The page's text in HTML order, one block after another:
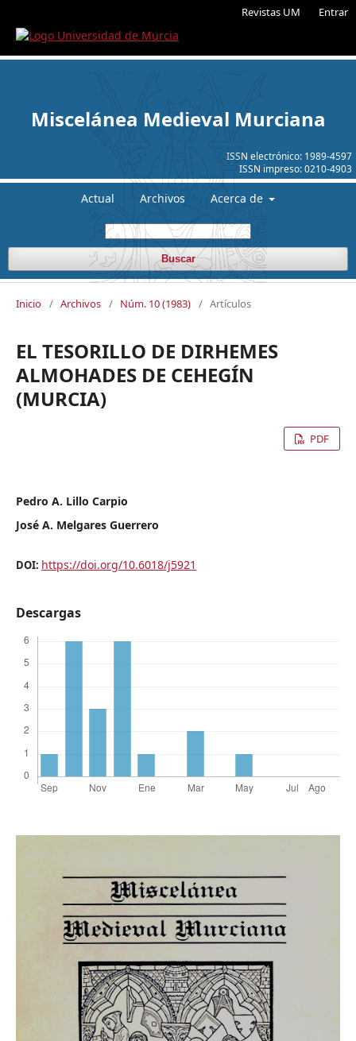
Revistas UM Entrar
ISSN electrónico: 1989-4597
ISSN impreso:0210-4903
Miscelánea Medieval Murciana
Actual Archivos Acerca de
Buscar
Inicio / Archivos / Núm. 10 (1983) / Artículos
EL TESORILLO DE DIRHEMES
ALMOHADES DE CEHEGÍN
(MURCIA)
PDF
Pedro A. Lillo Carpio
José A. Melgares Guerrero
DOI: https://doi.org/10.6018/j5921
Descargas